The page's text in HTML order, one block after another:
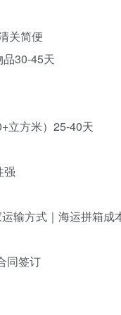
关简便
30-45天
立方米）25-40天
强
输方式｜海运拼箱成
同签订‌